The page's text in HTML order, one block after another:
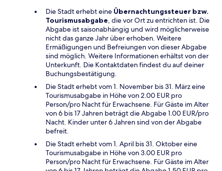
Die Stadt erhebt eine Übernachtungssteuer bzw.
Tourismusabgabe, die vor Ort zu entrichten ist. Die
Abgabe ist saisonabhängig und wird möglicherweise
nicht das ganze Jahr über erhoben. Weitere
Ermäßigungen und Befreiungen von dieser Abgabe
sind möglich. Weitere Informationen erhältst von der
Unterkunft. Die Kontaktdaten findest du auf deiner
Buchungsbestätigung.
Die Stadt erhebt vom 1. November bis 31. März eine
Tourismusabgabe in Höhe von 2.00 EUR pro
Person/pro Nacht für Erwachsene. Für Gäste im Alter
von 6 bis 17 Jahren beträgt die Abgabe 1.00 EUR/pro
Nacht. Kinder unter 6 Jahren sind von der Abgabe
befreit.
Die Stadt erhebt vom 1. April bis 31. Oktober eine
Tourismusabgabe in Höhe von 3.00 EUR pro
Person/pro Nacht für Erwachsene. Für Gäste im Alter